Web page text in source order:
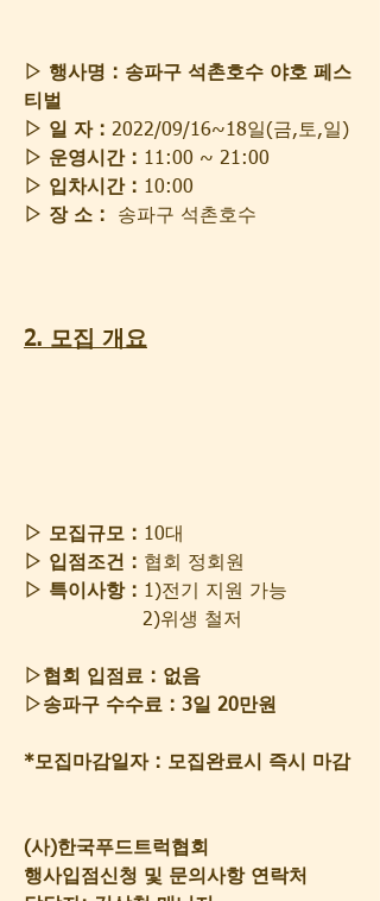
▷ 행사명 : 송파구 석촌호수 야호 페스
티벌
▷ 일 자 : 2022/09/16~18일(금,토,일)
▷ 운영시간 : 11:00 ~ 21:00
▷ 입차시간 : 10:00
▷ 장 소 :
  송파구 석촌호수
2. 모집 개요
▷ 모집규모 : 10대
▷ 입점조건 : 협회 정회원
▷ 특이사항 : 1)전기 지원 가능
                    2)위생 철저
▷협회 입점료 : 없음
▷송파구 수수료 : 3일 20만원
*모집마감일자 : 모집완료시 즉시 마감
(사)한국푸드트럭협회
행사입점신청 및 문의사항 연락처